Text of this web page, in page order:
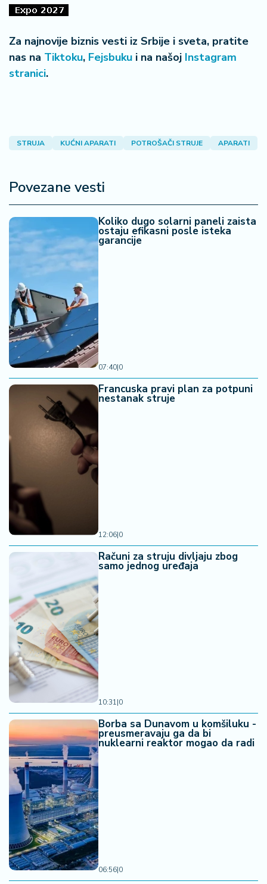
Za najnovije biznis vesti iz Srbije i sveta, pratite
nas na Tiktoku, Fejsbuku i na našoj Instagram
stranici.
STRUJA KUĆNI APARATI POTROŠAČI STRUJE APARATI
Povezane vesti
Koliko dugo solarni paneli zaista
ostaju efikasni posle isteka
garancije
07:40|0
Francuska pravi plan za potpuni
nestanak struje
12:06|0
Računi za struju divljaju zbog
samo jednog uređaja
10:31|0
Borba sa Dunavom u komšiluku -
preusmeravaju ga da bi
nuklearni reaktor mogao da radi
06:56|0